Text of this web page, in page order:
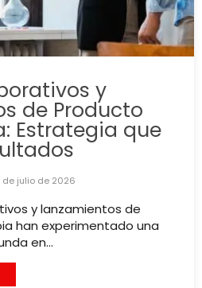
y
de Producto
Estrategia que
de julio de 2026
y lanzamientos de
han experimentado una
en…